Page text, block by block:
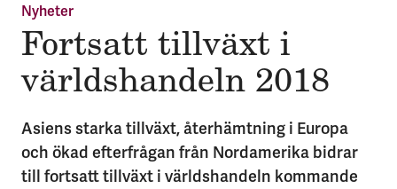
Nyheter
Fort­satt till­växt i
världs­hand­eln 2018
Asiens starka tillväxt, återhämtning i Europa
och ökad efterfrågan från Nordamerika bidrar
till fortsatt tillväxt i världshandeln kommande